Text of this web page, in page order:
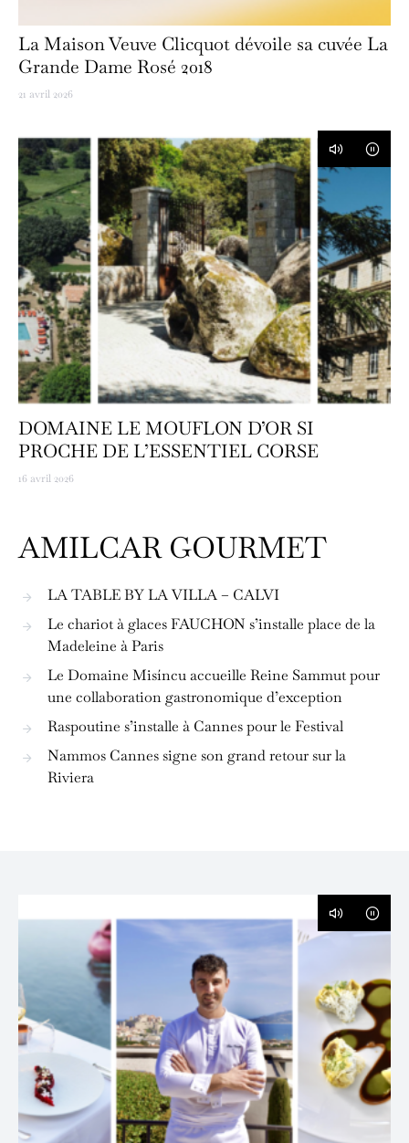
La Maison Veuve Clicquot dévoile sa cuvée La
Grande Dame Rosé 2018
21 avril 2026
DOMAINE LE MOUFLON D’OR SI
PROCHE DE L’ESSENTIEL CORSE
16 avril 2026
AMILCAR GOURMET
LA TABLE BY LA VILLA – CALVI
Le chariot à glaces FAUCHON s’installe place de la
Madeleine à Paris
Le Domaine Misíncu accueille Reine Sammut pour
une collaboration gastronomique d’exception
Raspoutine s’installe à Cannes pour le Festival
Nammos Cannes signe son grand retour sur la
Riviera